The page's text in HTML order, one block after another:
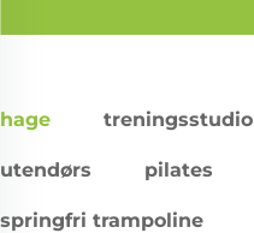
hage treningsstudio
utendørs pilates
springfri trampoline